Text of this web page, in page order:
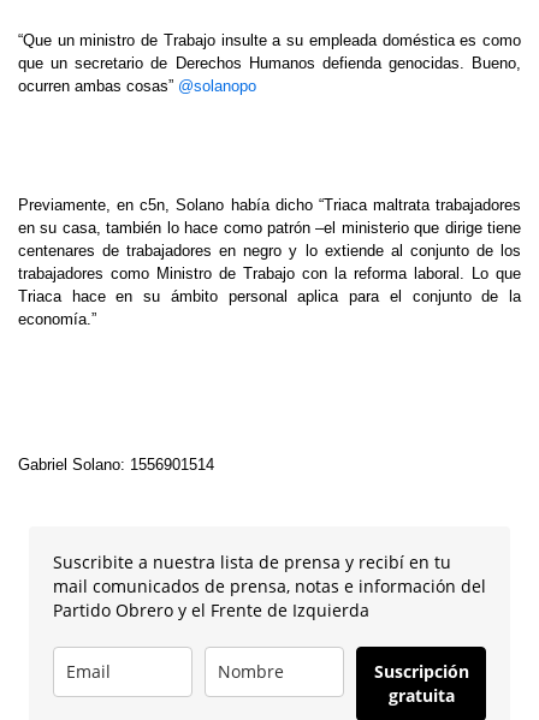
“Que un ministro de Trabajo insulte a su empleada doméstica es como
que un secretario de Derechos Humanos defienda genocidas. Bueno,
ocurren ambas cosas” @solanopo
Previamente, en c5n, Solano había dicho “Triaca maltrata trabajadores
en su casa, también lo hace como patrón –el ministerio que dirige tiene
centenares de trabajadores en negro y lo extiende al conjunto de los
trabajadores como Ministro de Trabajo con la reforma laboral. Lo que
Triaca hace en su ámbito personal aplica para el conjunto de la
economía.”
Gabriel Solano: 1556901514
Suscribite a nuestra lista de prensa y recibí en tu
mail comunicados de prensa, notas e información del
Partido Obrero y el Frente de Izquierda
Suscripción
gratuita